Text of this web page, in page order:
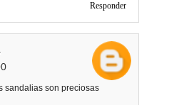
Responder
sandalias son preciosas